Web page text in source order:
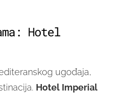
Hotel
ugođaja,
Hotel Imperial